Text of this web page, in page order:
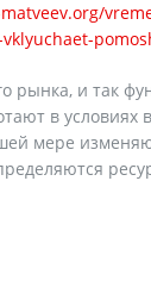
рынка, и так
в условиях
мере